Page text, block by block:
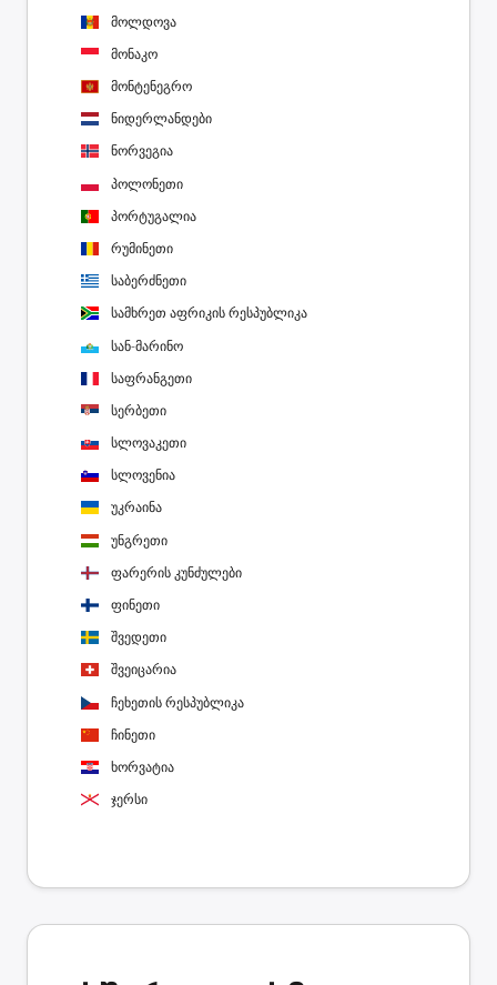
მოლდოვა
მონაკო
მონტენეგრო
ნიდერლანდები
ნორვეგია
პოლონეთი
პორტუგალია
რუმინეთი
საბერძნეთი
სამხრეთ აფრიკის რესპუბლიკა
სან-მარინო
საფრანგეთი
სერბეთი
სლოვაკეთი
სლოვენია
უკრაინა
უნგრეთი
ფარერის კუნძულები
ფინეთი
შვედეთი
შვეიცარია
ჩეხეთის რესპუბლიკა
ჩინეთი
ხორვატია
ჯერსი